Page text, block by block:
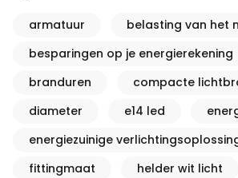
armatuur
belasting van het
besparingen op je energierekening
branduren
compacte
diameter
e14 led
energiezuinige
fittingmaat
helder wit licht